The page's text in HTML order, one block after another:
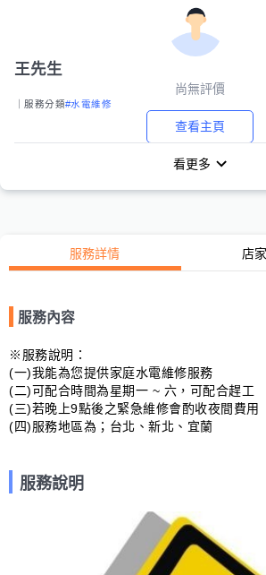
王先生
尚無評價
｜服務分類#水電維修
查看主頁
看更多
服務詳情 店
服務內容
※服務說明：
(一)我能為您提供家庭水電維修服務
(二)可配合時間為星期一 ~ 六，可配合趕工
(三)若晚上9點後之緊急維修會酌收夜間費用
(四)服務地區為；台北、新北、宜蘭
服務說明